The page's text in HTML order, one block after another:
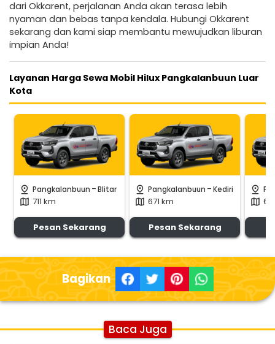
dari Okkarent, perjalanan Anda akan terasa lebih
nyaman dan bebas tanpa kendala. Hubungi Okkarent
sekarang dan kami siap membantu mewujudkan liburan
impian Anda!
Layanan Harga Sewa Mobil Hilux Pangkalanbuun Luar
Kota
pin_drop Pangkalanbuun -Blitar
map 711 km
Pesan Sekarang
pin_drop Pangkalanbuun -Kediri
map 671 km
Pesan Sekarang
pin_drop
map
Bagikan
Baca Juga